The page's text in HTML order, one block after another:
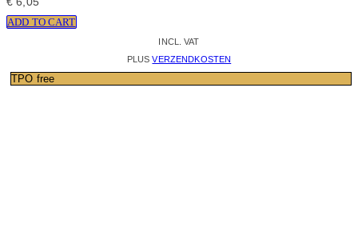
ADD TO CART
INCL. VAT
PLUSVERZENDKOSTEN
TPO free